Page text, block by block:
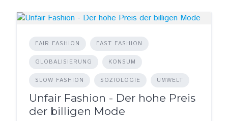
FAIR FASHION FAST FASHION
GLOBALISIERUNG KONSUM
SLOW FASHION SOZIOLOGIE UMWELT
Unfair Fashion - Der hohe Preis
der billigen Mode